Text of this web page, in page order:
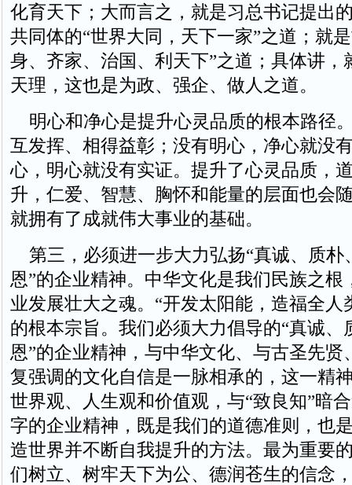
化育天下；大而言之，就是习总书记提出
共同体的“世界大同，天下一家”之道；就
身、齐家、治国、利天下”之道；具体讲，
天理，这也是为政、强企、做人之道。
明心和净心是提升心灵品质的根本路径
互发挥、相得益彰；没有明心，净心就没
心，明心就没有实证。提升了心灵品质，
升，仁爱、智慧、胸怀和能量的层面也会
就拥有了成就伟大事业的基础。
第三，必须进一步大力弘扬“真诚、质朴
恩”的企业精神。中华文化是我们民族之根
业发展壮大之魂。“开发太阳能，造福全人
的根本宗旨。我们必须大力倡导的“真诚、
恩”的企业精神，与中华文化、与古圣先贤
复强调的文化自信是一脉相承的，这一精
世界观、人生观和价值观，与“致良知”暗
字的企业精神，既是我们的道德准则，也
造世界并不断自我提升的方法。最为重要
们树立、树牢天下为公、德润苍生的信念